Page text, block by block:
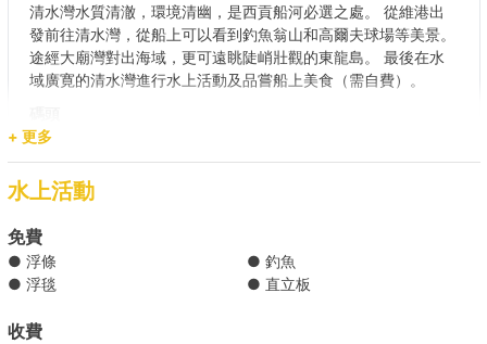
清水灣水質清澈，環境清幽，是西貢船河必選之處。 從維港出
發前往清水灣，從船上可以看到釣魚翁山和高爾夫球場等美景。
途經大廟灣對出海域，更可遠眺陡峭壯觀的東龍島。 最後在水
域廣寛的清水灣進行水上活動及品嘗船上美食（需自費）。
(尖沙咀)九龍公眾碼頭 (2,3,4 號梯台) / 中環 (10號碼頭)/ 中環
(9號碼頭)/ 銅鑼灣避風塘公眾碼頭（7號）/ 觀塘公眾碼頭/ 筲箕
灣避風塘1號梯台
大清水灣
+ 更多
水上活動
免費
● 浮條
● 釣魚
● 浮毯
● 直立板
收費